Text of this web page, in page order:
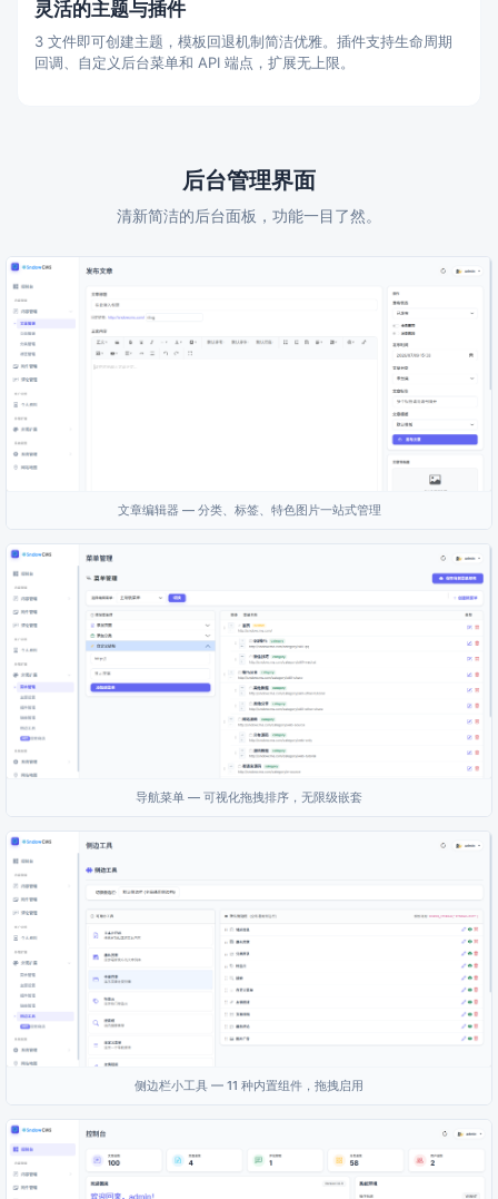
灵活的主题与插件
3 文件即可创建主题，模板回退机制简洁优雅。插件支持生命周期
回调、自定义后台菜单和 API 端点，扩展无上限。
后台管理界面
清新简洁的后台面板，功能一目了然。
文章编辑器 — 分类、标签、特色图片一站式管理
导航菜单 — 可视化拖拽排序，无限级嵌套
侧边栏小工具 — 11 种内置组件，拖拽启用